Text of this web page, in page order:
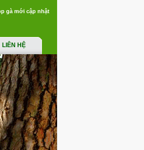
gà mới cập nhật
LIÊN HỆ